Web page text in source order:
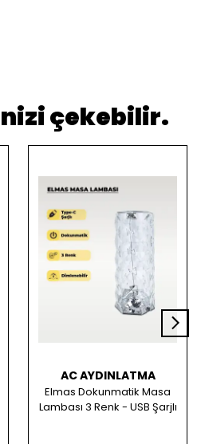
çekebilir.
AC AYDINLATMA
Elmas Dokunmatik Masa
Lambası 3 Renk - USB Şarjlı